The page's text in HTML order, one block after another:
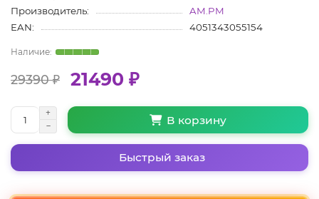
Производитель:
AM.PM
EAN:
4051343055154
29390 ₽ 21490 ₽
В корзину
Быстрый заказ